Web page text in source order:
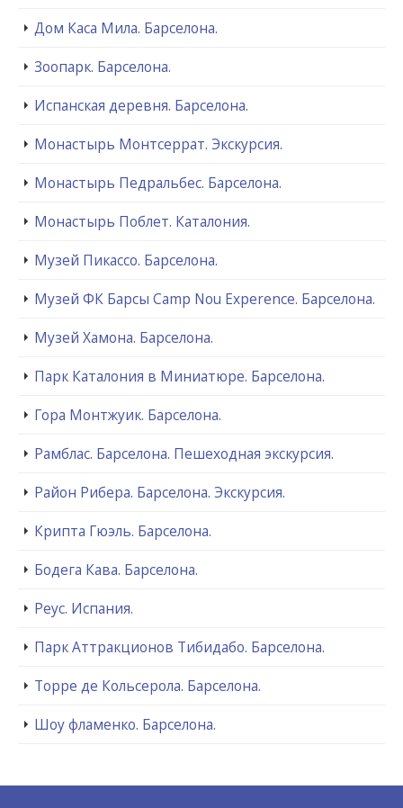
Дом Каса Мила. Барселона.
Зоопарк. Барселона.
Испанская деревня. Барселона.
Монастырь Монтсеррат. Экскурсия.
Монастырь Педральбес. Барселона.
Монастырь Поблет. Каталония.
Музей Пикассо. Барселона.
Музей ФК Барсы Camp Nou Experence. Барселона.
Музей Хамона. Барселона.
Парк Каталония в Миниатюре. Барселона.
Гора Монтжуик. Барселона.
Рамблас. Барселона. Пешеходная экскурсия.
Район Рибера. Барселона. Экскурсия.
Крипта Гюэль. Барселона.
Бодега Кава. Барселона.
Реус. Испания.
Парк Аттракционов Тибидабо. Барселона.
Торре де Кольсерола. Барселона.
Шоу фламенко. Барселона.